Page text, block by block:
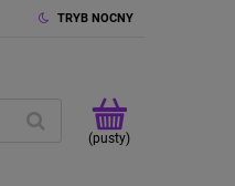
TRYB NOCNY
(pusty)